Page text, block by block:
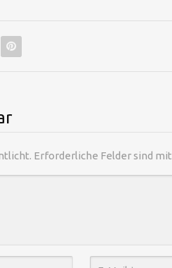
Erforderliche Felder sind mit